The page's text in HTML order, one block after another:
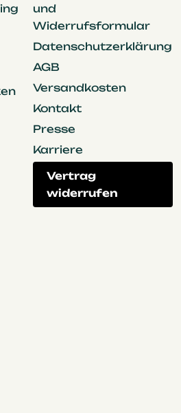
und
Widerrufsformular
Datenschutzerklärung
AGB
Versandkosten
Kontakt
Presse
Karriere
Vertrag
widerrufen